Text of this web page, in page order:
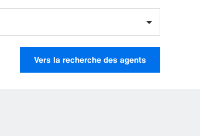
Vers la recherche des agents